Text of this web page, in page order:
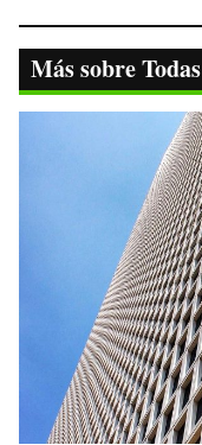
bo
ok
tte
r
ts
A
pp
Más sobre Todas